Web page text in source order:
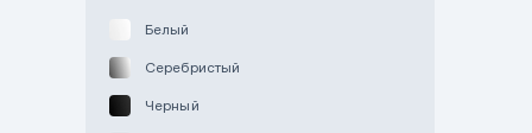
Белый
Серебристый
Черный